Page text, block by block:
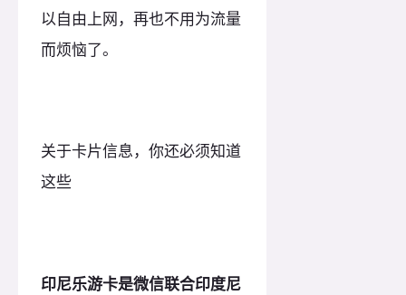
以自由上网，再也不用为流量
而烦恼了。
关于卡片信息，你还必须知道
这些
印尼乐游卡是微信联合印度尼